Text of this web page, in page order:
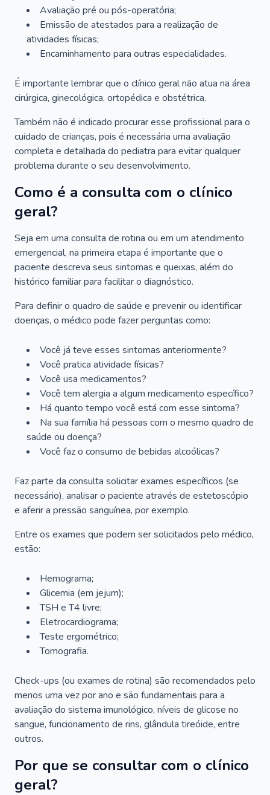
Avaliação pré ou pós-operatória;
Emissão de atestados para a realização de
atividades físicas;
Encaminhamento para outras especialidades.
É importante lembrar que o clínico geral não atua na área
cirúrgica, ginecológica, ortopédica e obstétrica.
Também não é indicado procurar esse profissional para o
cuidado de crianças, pois é necessária uma avaliação
completa e detalhada do pediatra para evitar qualquer
problema durante o seu desenvolvimento.
Como é a consulta com o clínico
geral?
Seja em uma consulta de rotina ou em um atendimento
emergencial, na primeira etapa é importante que o
paciente descreva seus sintomas e queixas, além do
histórico familiar para facilitar o diagnóstico.
Para definir o quadro de saúde e prevenir ou identificar
doenças, o médico pode fazer perguntas como:
Você já teve esses sintomas anteriormente?
Você pratica atividade físicas?
Você usa medicamentos?
Você tem alergia a algum medicamento específico?
Há quanto tempo você está com esse sintoma?
Na sua família há pessoas com o mesmo quadro de
saúde ou doença?
Você faz o consumo de bebidas alcoólicas?
Faz parte da consulta solicitar exames específicos (se
necessário), analisar o paciente através de estetoscópio
e aferir a pressão sanguínea, por exemplo.
Entre os exames que podem ser solicitados pelo médico,
estão:
Hemograma;
Glicemia (em jejum);
TSH e T4 livre;
Eletrocardiograma;
Teste ergométrico;
Tomografia.
Check-ups (ou exames de rotina) são recomendados pelo
menos uma vez por ano e são fundamentais para a
avaliação do sistema imunológico, níveis de glicose no
sangue, funcionamento de rins, glândula tireóide, entre
outros.
Por que se consultar com o clínico
geral?